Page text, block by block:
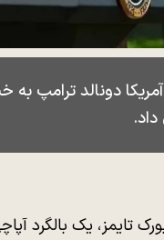
دونالد ترامپ به
تایمز، یک بالگرد